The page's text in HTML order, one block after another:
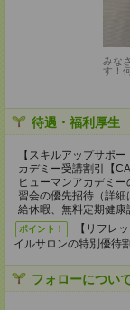
みな
す！
待遇・福利厚生
【スキルアップサポ
カデミー受講割引【
ヒューマンアカデミ
習会の優先招待（詳
給休暇、無料定期健
ポイント！
【リフレ
イルサロンの特別優待
フォローについ